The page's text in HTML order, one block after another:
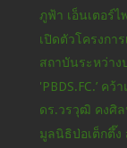
ภูฟ้า เอ็นเตอร์
เปิดตัวโครงกา
สถาบันระหว่าง
'PBDS.FC.’ ค
ดร.วรวุฒิ คงศิ
มูลนิธิป่อเต็กตึ๊ง